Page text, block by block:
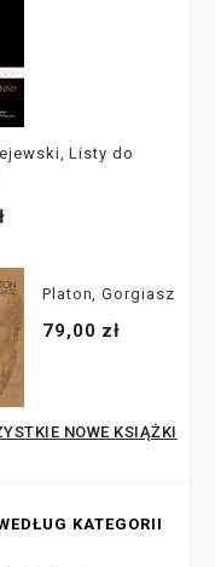
Listy do
Platon, Gorgiasz
79,00 zł
NOWE KSIĄŻKI
KATEGORII